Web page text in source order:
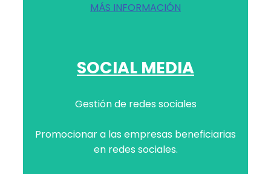
MÁS INFORMACIÓN
SOCIAL MEDIA
Gestión de redes sociales
Promocionar a las empresas beneficiarias
en redes sociales.